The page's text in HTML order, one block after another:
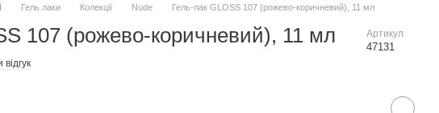
Гель лаки Колекції Nude Гель-лак GLOSS 107 (рожево-коричневий), 11 мл
107 (рожево-коричневий), 11 мл Артикул
47131